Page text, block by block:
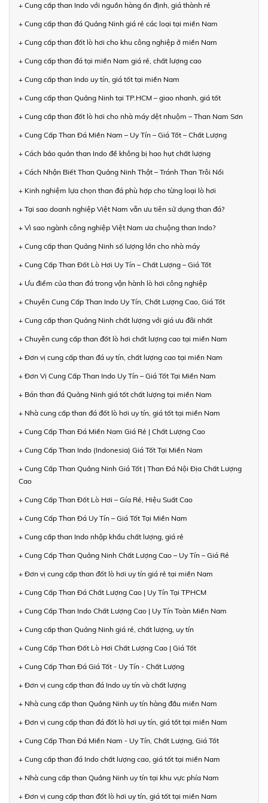
+ Cung cấp than Indo với nguồn hàng ổn định, giá thành rẻ
+ Cung cấp than đá Quảng Ninh giá rẻ các loại tại miền Nam
+ Cung cấp than đốt lò hơi cho khu công nghiệp ở miền Nam
+ Cung cấp than đá tại miền Nam giá rẻ, chất lượng cao
+ Cung cấp than Indo uy tín, giá tốt tại miền Nam
+ Cung cấp than Quảng Ninh tại TP.HCM – giao nhanh, giá tốt
+ Cung cấp than đốt lò hơi cho nhà máy dệt nhuộm – Than Nam Sơn
+ Cung Cấp Than Đá Miền Nam – Uy Tín – Giá Tốt – Chất Lượng
+ Cách bảo quản than Indo để không bị hao hụt chất lượng
+ Cách Nhận Biết Than Quảng Ninh Thật – Tránh Than Trôi Nổi
+ Kinh nghiệm lựa chọn than đá phù hợp cho từng loại lò hơi
+ Tại sao doanh nghiệp Việt Nam vẫn ưu tiên sử dụng than đá?
+ Vì sao ngành công nghiệp Việt Nam ưa chuộng than Indo?
+ Cung cấp than Quảng Ninh số lượng lớn cho nhà máy
+ Cung Cấp Than Đốt Lò Hơi Uy Tín – Chất Lượng – Giá Tốt
+ Ưu điểm của than đá trong vận hành lò hơi công nghiệp
+ Chuyên Cung Cấp Than Indo Uy Tín, Chất Lượng Cao, Giá Tốt
+ Cung cấp than Quảng Ninh chất lượng với giá ưu đãi nhất
+ Chuyên cung cấp than đốt lò hơi chất lượng cao tại miền Nam
+ Đơn vị cung cấp than đá uy tín, chất lượng cao tại miền Nam
+ Đơn Vị Cung Cấp Than Indo Uy Tín – Giá Tốt Tại Miền Nam
+ Bán than đá Quảng Ninh giá tốt chất lượng tại miền Nam
+ Nhà cung cấp than đá đốt lò hơi uy tín, giá tốt tại miền Nam
+ Cung Cấp Than Đá Miền Nam Giá Rẻ | Chất Lượng Cao
+ Cung Cấp Than Indo (Indonesia) Giá Tốt Tại Miền Nam
+ Cung Cấp Than Quảng Ninh Giá Tốt | Than Đá Nội Địa Chất Lượng
Cao
+ Cung Cấp Than Đốt Lò Hơi – Gía Rẻ, Hiệu Suất Cao
+ Cung Cấp Than Đá Uy Tín – Giá Tốt Tại Miền Nam
+ Cung cấp than Indo nhập khẩu chất lượng, giá rẻ
+ Cung Cấp Than Quảng Ninh Chất Lượng Cao – Uy Tín – Giá Rẻ
+ Đơn vị cung cấp than đốt lò hơi uy tín giá rẻ tại miền Nam
+ Cung Cấp Than Đá Chất Lượng Cao | Uy Tín Tại TPHCM
+ Cung Cấp Than Indo Chất Lượng Cao | Uy Tín Toàn Miền Nam
+ Cung cấp than Quảng Ninh giá rẻ, chất lượng, uy tín
+ Cung Cấp Than Đốt Lò Hơi Chất Lượng Cao | Giá Tốt
+ Cung Cấp Than Đá Giá Tốt - Uy Tín - Chất Lượng
+ Đơn vị cung cấp than đá Indo uy tín và chất lượng
+ Nhà cung cấp than Quảng Ninh uy tín hàng đầu miền Nam
+ Đơn vị cung cấp than đá đốt lò hơi uy tín, giá tốt tại miền Nam
+ Cung Cấp Than Đá Miền Nam - Uy Tín, Chất Lượng, Giá Tốt
+ Cung cấp than đá Indo chất lượng cao, giá tốt tại miền Nam
+ Nhà cung cấp than Quảng Ninh uy tín tại khu vực phía Nam
+ Đơn vị cung cấp than đốt lò hơi uy tín, giá tốt tại miền Nam